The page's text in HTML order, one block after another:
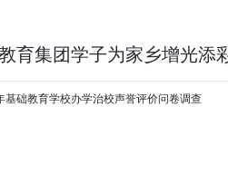
育集团学子为家乡增光添